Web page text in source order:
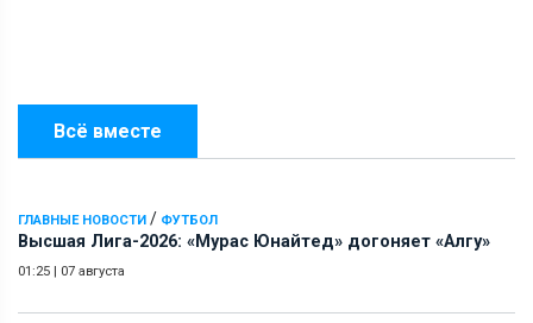
Всё вместе
ГЛАВНЫЕ НОВОСТИ / ФУТБОЛ
Высшая Лига-2026: «Мурас Юнайтед» догоняет «Алгу»
01:25 07 августа